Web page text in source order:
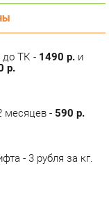
ТК -
- 3 рубля за кг.